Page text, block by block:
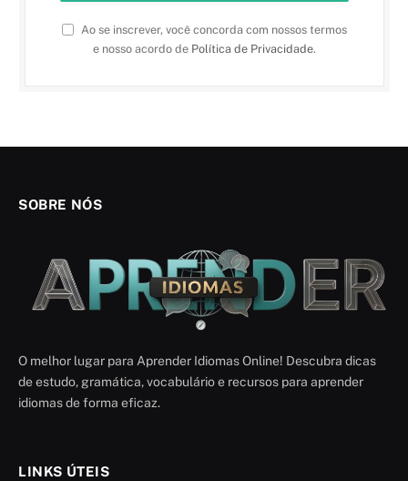
Ao se inscrever, você concorda com nossos termos
e nosso acordo de Política de Privacidade.
SOBRE NÓS
O melhor lugar para Aprender Idiomas Online! Descubra dicas
de estudo, gramática, vocabulário e recursos para aprender
idiomas de forma eficaz.
LINKS ÚTEIS